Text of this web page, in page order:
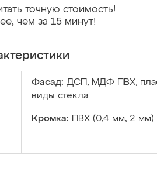
точную стоимость!
чем за 15 минут!
Фасад: ДСП, МДФ ПВХ,
виды стекла
Кромка: ПВХ (0,4 мм, 2 мм)